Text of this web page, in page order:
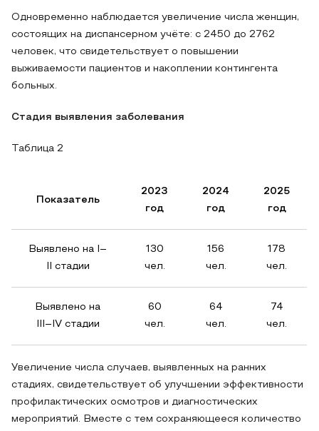
Одновременно наблюдается увеличение числа женщин,
состоящих на диспансерном учёте: с 2450 до 2762
человек, что свидетельствует о повышении
выживаемости пациентов и накоплении контингента
больных.
Стадия выявления заболевания
Таблица 2
Показатель
2023
год
2024
год
2025
год
Выявлено на I–
II стадии
130
чел.
156
чел.
178
чел.
Выявлено на
III–IV стадии
60
чел.
64
чел.
74
чел.
Увеличение числа случаев, выявленных на ранних
стадиях, свидетельствует об улучшении эффективности
профилактических осмотров и диагностических
мероприятий. Вместе с тем сохраняющееся количество